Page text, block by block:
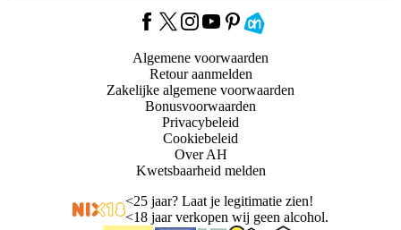
Algemene voorwaarden
Retour aanmelden
Zakelijke algemene voorwaarden
Bonusvoorwaarden
Privacybeleid
Cookiebeleid
Over AH
Kwetsbaarheid melden
<25 jaar? Laat je legitimatie zien!
<18 jaar verkopen wij geen alcohol.